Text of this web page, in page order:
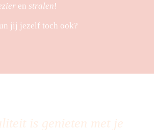
en stralen!
jij jezelf toch ook?
is genieten met je